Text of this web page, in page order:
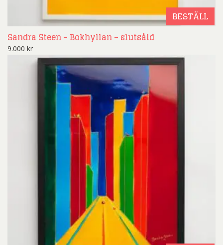
BESTÄLL
Sandra Steen – Bokhyllan – slutsåld
9.000 kr